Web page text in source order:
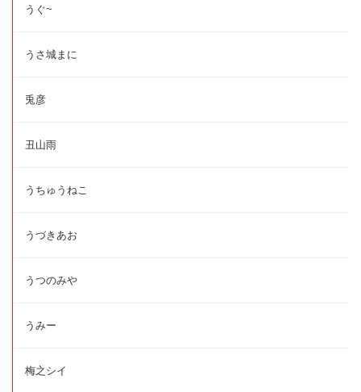
うぐ~
うさ城まに
兎彦
丑山雨
うちゅうねこ
うづきあお
うつのみや
うみー
梅之シイ